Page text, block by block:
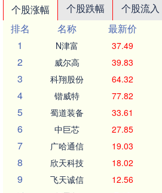
个股涨幅 个股跌幅 个股流入
排名
名称 最新价
1
N津富 37.49
2 威尔高 39.83
3 科翔股份 64.32
4 锴威特 77.82
5 蜀道装备 33.61
6 中巨芯 27.85
7 广哈通信 19.03
8 欣天科技 18.02
9 飞天诚信 12.56